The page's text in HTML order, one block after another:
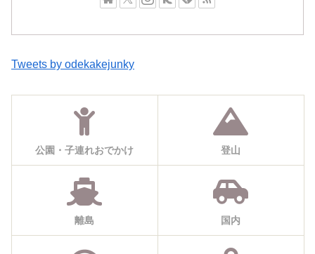
Tweets by odekakejunky
公園・子連れおでかけ 登山
離島 国内